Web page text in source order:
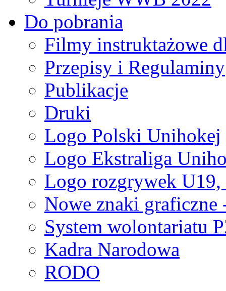
Do pobrania
Filmy instruktażowe
Przepisy i Regulaminy
Publikacje
Druki
Logo Polski Unihokej
Logo Ekstraliga
Logo rozgrywek
Nowe znaki graficzne
System wolontariatu
Kadra Narodowa
RODO